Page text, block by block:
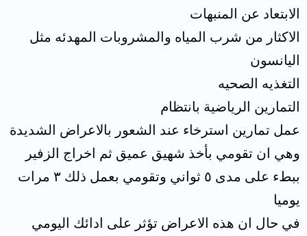
الابتعاد عن المنبهات
الاكثار من شرب المياه والمشروبات المهدئه مثل
اليانسون
التغذيه الصحيه
التمارين الرياضية بانتظام
عمل تمارين استرخاء عند الشعور بالاعراض الشديدة
وهي ان تقومي بأخذ شهيق عميق ثم اخراج الزفير
ببطء على مدى ٥ ثواني وتقومي بعمل ذلك ٣ مرات
يوميا
في حال ان هذه الاعراض تؤثر على ادائك اليومي